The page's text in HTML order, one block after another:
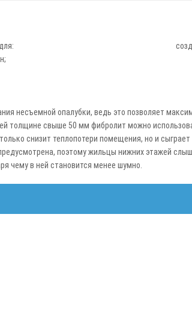
применяют для: создания
несъемной опалубки, ведь это позволяет
толщине свыше 50 мм фибролит можно
снизит теплопотери помещения, но и
поэтому жильцы нижних этажей
чему в ней становится менее шумно.